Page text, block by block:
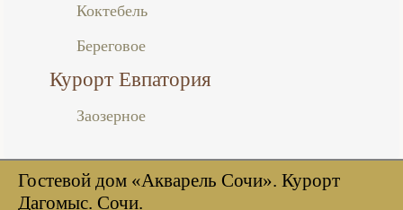
Коктебель
Береговое
Курорт Евпатория
Заозерное
Гостевой дом «Акварель Сочи». Курорт
Дагомыс. Сочи.